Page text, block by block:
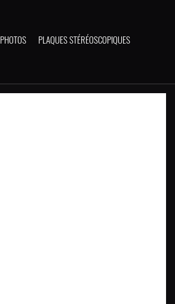
PHOTOS PLAQUES STÉRÉOSCOPIQUES